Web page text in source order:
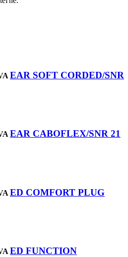
EAR SOFT CORDED/SNR
EAR CABOFLEX/SNR 21
ED COMFORT PLUG
ED FUNCTION